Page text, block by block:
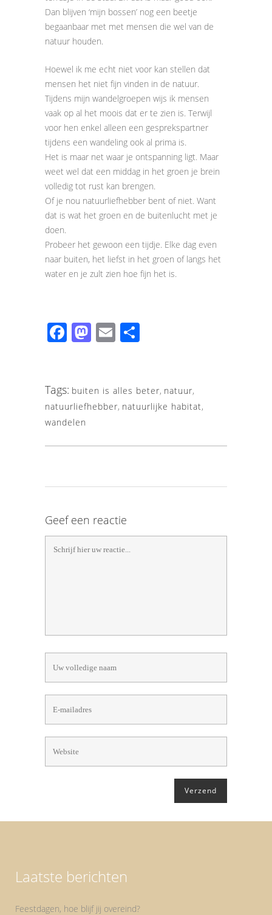
Dan blijven ‘mijn bossen’ nog een beetje
begaanbaar met met mensen die wel van de
natuur houden.
Hoewel ik me echt niet voor kan stellen dat
mensen het niet fijn vinden in de natuur.
Tijdens mijn wandelgroepen wijs ik mensen
vaak op al het moois dat er te zien is. Terwijl
voor hen enkel alleen een gesprekspartner
tijdens een wandeling ook al prima is.
Het is maar net waar je ontspanning ligt. Maar
weet wel dat een middag in het groen je brein
volledig tot rust kan brengen.
Of je nou natuurliefhebber bent of niet. Want
dat is wat het groen en de buitenlucht met je
doen.
Probeer het gewoon een tijdje. Elke dag even
naar buiten, het liefst in het groen of langs het
water en je zult zien hoe fijn het is.
Facebook
Mastodon
Email
Tags: buiten is alles beter, natuur,
natuurliefhebber, natuurlijke habitat,
wandelen
Geef een reactie
Laatste berichten
Feestdagen, hoe blijf jij overeind?